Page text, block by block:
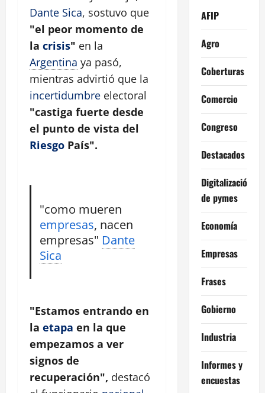
Dante Sica, sostuvo que
"el peor momento de
la crisis" en la
Argentina ya pasó,
mientras advirtió que la
incertidumbre electoral
"castiga fuerte desde
el punto de vista del
Riesgo País".
"como mueren
empresas, nacen
empresas" Dante
Sica
"Estamos entrando en
la etapa en la que
empezamos a ver
signos de
recuperación", destacó
AFIP
Agro
Coberturas
Comercio
Congreso
Destacados
Digitalización
de pymes
Economía
Empresas
Frases
Gobierno
Industria
Informes y
encuestas